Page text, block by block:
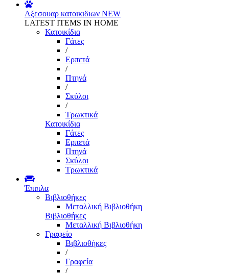
Αξεσουαρ κατοικιδιων NEW
LATEST ITEMS IN HOME
Κατοικίδια
Γάτες
/
Ερπετά
/
Πτηνά
/
Σκύλοι
/
Τρωκτικά
Κατοικίδια
Γάτες
Ερπετά
Πτηνά
Σκύλοι
Τρωκτικά
Έπιπλα
Βιβλιοθήκες
Μεταλλική Βιβλιοθήκη
Βιβλιοθήκες
Μεταλλική Βιβλιοθήκη
Γραφείο
Βιβλιοθήκες
/
Γραφεία
/